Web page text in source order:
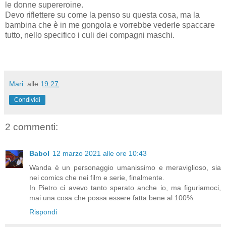
le donne supereroine.
Devo riflettere su come la penso su questa cosa, ma la
bambina che è in me gongola e vorrebbe vederle spaccare
tutto, nello specifico i culi dei compagni maschi.
Mari. alle 19:27
Condividi
2 commenti:
Babol 12 marzo 2021 alle ore 10:43
Wanda è un personaggio umanissimo e meraviglioso, sia
nei comics che nei film e serie, finalmente.
In Pietro ci avevo tanto sperato anche io, ma figuriamoci,
mai una cosa che possa essere fatta bene al 100%.
Rispondi